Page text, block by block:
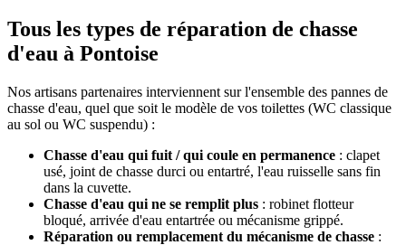
Tous les types de réparation de chasse
d'eau à Pontoise
Nos artisans partenaires interviennent sur l'ensemble des pannes de
chasse d'eau, quel que soit le modèle de vos toilettes (WC classique
au sol ou WC suspendu) :
Chasse d'eau qui fuit / qui coule en permanence : clapet
usé, joint de chasse durci ou entartré, l'eau ruisselle sans fin
dans la cuvette.
Chasse d'eau qui ne se remplit plus : robinet flotteur
bloqué, arrivée d'eau entartrée ou mécanisme grippé.
Réparation ou remplacement du mécanisme de chasse :